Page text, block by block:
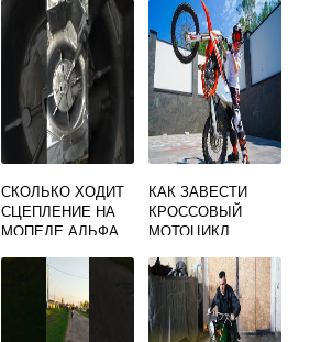
МОТОЦИКЛЕ
СКОЛЬКО ХОДИТ
СЦЕПЛЕНИЕ НА
МОПЕДЕ АЛЬФА
КАК ЗАВЕСТИ
КРОССОВЫЙ
МОТОЦИКЛ